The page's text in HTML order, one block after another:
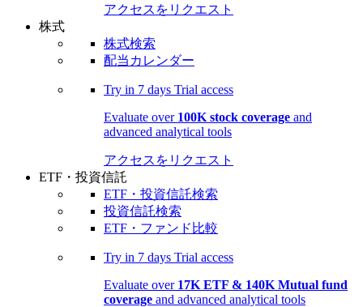
アクセスをリクエスト
株式
株式検索
配当カレンダー
Try in 7 days Trial access
Evaluate over 100K stock coverage and
advanced analytical tools
アクセスをリクエスト
ETF・投資信託
ETF・投資信託検索
投資信託検索
ETF・ファンド比較
Try in 7 days Trial access
Evaluate over 17K ETF & 140K Mutual fund
coverage and advanced analytical tools